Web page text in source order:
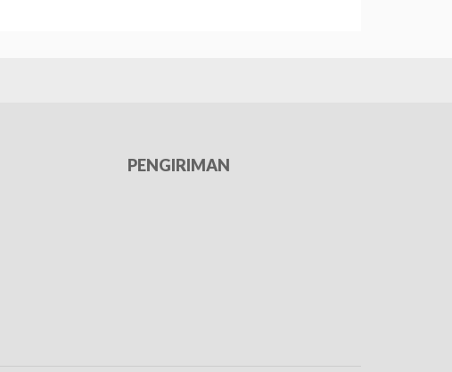
PENGIRIMAN